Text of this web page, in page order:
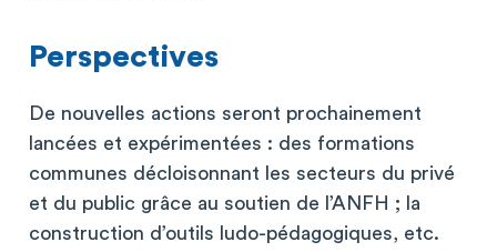
Perspectives
De nouvelles actions seront prochainement
lancées et expérimentées : des formations
communes décloisonnant les secteurs du privé
et du public grâce au soutien de l’ANFH ; la
construction d’outils ludo-pédagogiques, etc.